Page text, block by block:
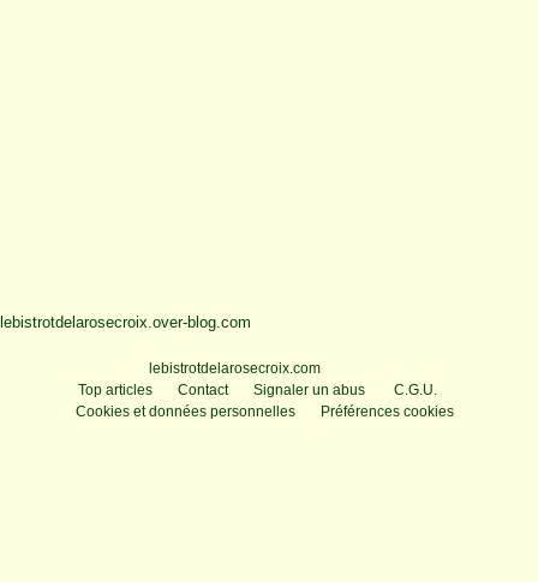
lebistrotdelarosecroix.over-blog.com
lebistrotdelarosecroix.com
Top articles
Contact Signaler un abus
C.G.U.
Cookies et données personnelles
Préférences cookies